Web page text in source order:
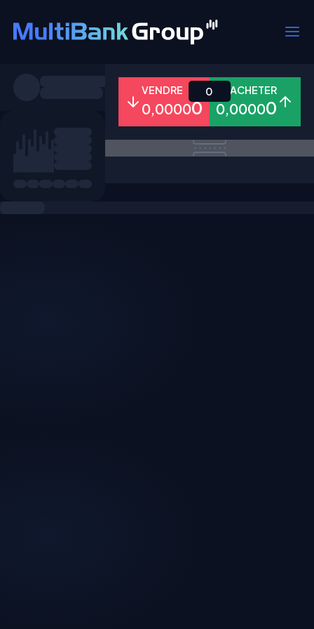
Tous Forex Métaux Actions
VENDRE
0,00000
ACHETER
0,00000
0